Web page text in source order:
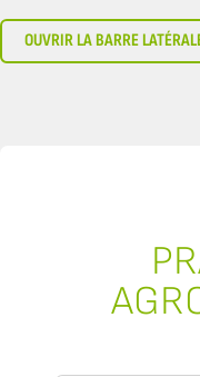
OUVRIR LA BARRE